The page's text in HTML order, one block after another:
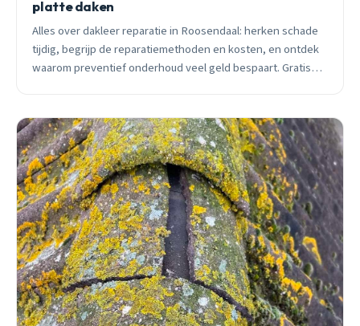
platte daken
Alles over dakleer reparatie in Roosendaal: herken schade
tijdig, begrijp de reparatiemethoden en kosten, en ontdek
waarom preventief onderhoud veel geld bespaart. Gratis